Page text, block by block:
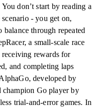
don’t start by reading a
- you get on,
through repeated
a small-scale race
receiving rewards for
and completing laps
developed by
Go player by
trial-and-error games. In